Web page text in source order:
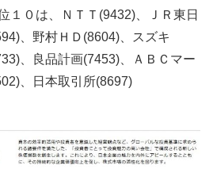
１０は、ＮＴＴ(9432)、ＪＲ東日
、野村ＨＤ(8604)、スズキ
、良品計画(7453)、ＡＢＣマー
、日本取引所(8697)